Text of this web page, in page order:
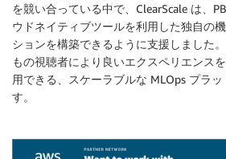
を競い合っている中で、ClearScale は、
ウドネイティブツールを利用した独自の
ションを構築できるように支援しました
もの視聴者により良いエクスペリエンス
用できる、スケーラブルな MLOps プラ
す。